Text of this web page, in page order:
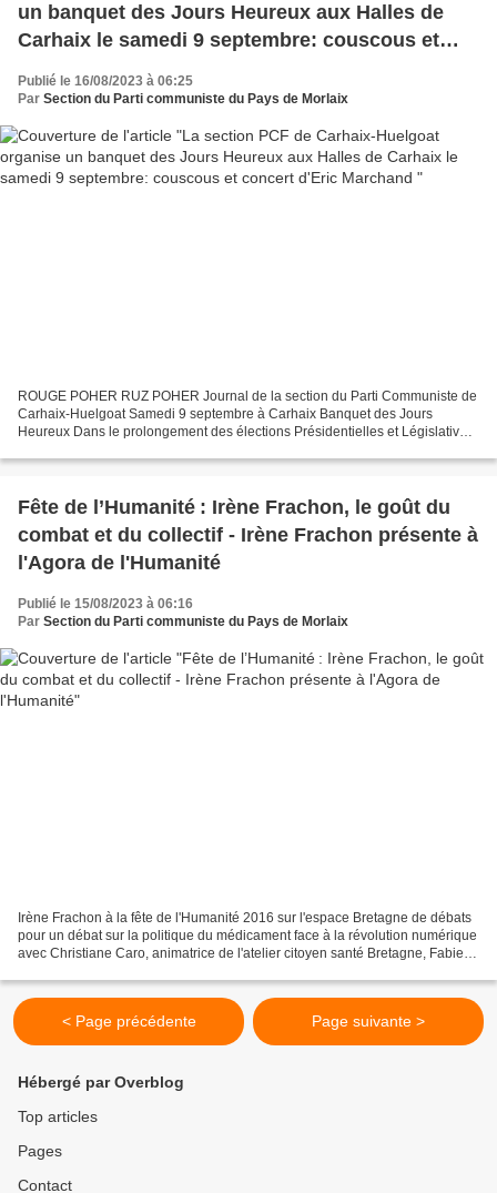
un banquet des Jours Heureux aux Halles de
Carhaix le samedi 9 septembre: couscous et
concert d'Eric Marchand
Publié le 16/08/2023 à 06:25
Par Section du Parti communiste du Pays de Morlaix
ROUGE POHER RUZ POHER Journal de la section du Parti Communiste de
Carhaix-Huelgoat Samedi 9 septembre à Carhaix Banquet des Jours
Heureux Dans le prolongement des élections Présidentielles et Législatives,
Fête de l’Humanité : Irène Frachon, le goût du
combat et du collectif - Irène Frachon présente à
l'Agora de l'Humanité
Publié le 15/08/2023 à 06:16
Par Section du Parti communiste du Pays de Morlaix
Irène Frachon à la fête de l'Humanité 2016 sur l'espace Bretagne de débats
pour un débat sur la politique du médicament face à la révolution numérique
avec Christiane Caro, animatrice de l'atelier citoyen santé Bretagne, Fabien
< Page précédente Page suivante >
Hébergé par Overblog
Top articles
Pages
Contact